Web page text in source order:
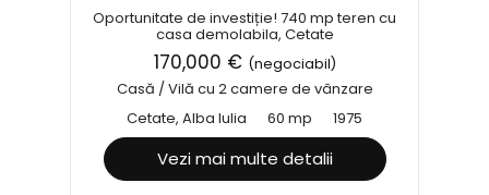
Oportunitate de investiție! 740 mp teren cu
casa demolabila, Cetate
170,000 € (negociabil)
Casă / Vilă cu 2 camere de vânzare
Cetate, Alba Iulia
60 mp 1975
Vezi mai multe detalii